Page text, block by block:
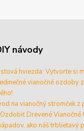
návody
hviezda: Vytvorte si
vianočné ozdoby
na vianočný stromček z
Drevené Vianočné
ako náš trblietavý